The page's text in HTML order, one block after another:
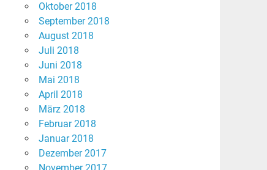
Oktober 2018
September 2018
August 2018
Juli 2018
Juni 2018
Mai 2018
April 2018
März 2018
Februar 2018
Januar 2018
Dezember 2017